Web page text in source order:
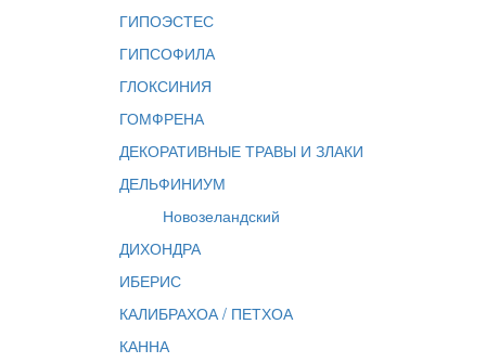
ГИПОЭСТЕС
ГИПСОФИЛА
ГЛОКСИНИЯ
ГОМФРЕНА
ДЕКОРАТИВНЫЕ ТРАВЫ И ЗЛАКИ
ДЕЛЬФИНИУМ
Новозеландский
ДИХОНДРА
ИБЕРИС
КАЛИБРАХОА / ПЕТХОА
КАННА